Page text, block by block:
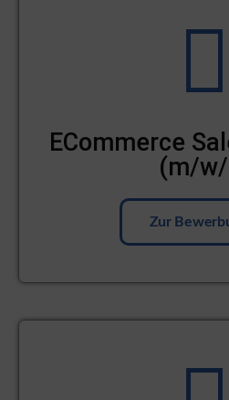
ECommerce
(m/
Zur